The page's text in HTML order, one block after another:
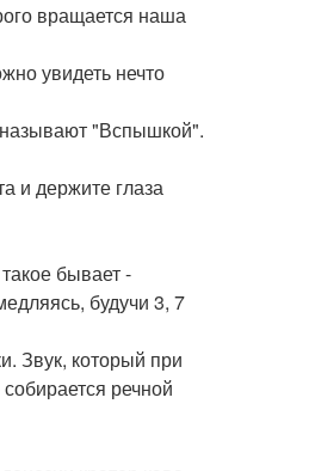
вращается наша
увидеть нечто
называют "Вспышкой".
и держите глаза
бывает -
будучи 3, 7
Звук, который при
речной